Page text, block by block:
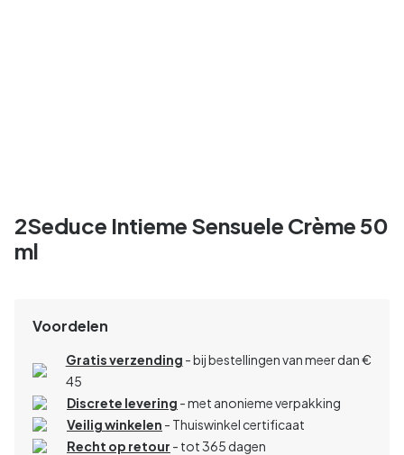
2Seduce Intieme Sensuele Crème 50
ml
Voordelen
Gratis verzending - bij bestellingen van meer dan €
45
Discrete levering - met anonieme verpakking
Veilig winkelen - Thuiswinkel certificaat
Recht op retour - tot 365 dagen